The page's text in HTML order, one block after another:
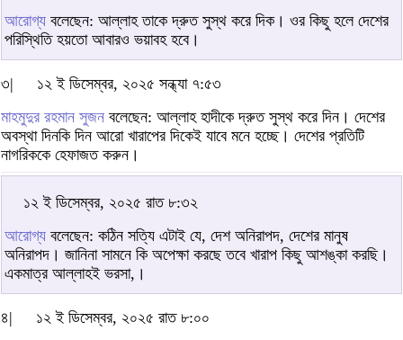
আরোগ্য বলেছেন: আল্লাহ তাকে দ্রুত সুস্থ করে দিক। ওর কিছু হলে দেশের
পরিস্থিতি হয়তো আবারও ভয়াবহ হবে।
৩|
১২ ই ডিসেম্বর, ২০২৫ সন্ধ্যা ৭:৫৩
মাহমুদুর রহমান সুজন বলেছেন: আল্লাহ হাদীকে দ্রুত সুস্থ করে দিন। দেশের
অবস্থা দিনকি দিন আরো খারাপের দিকেই যাবে মনে হচ্ছে। দেশের প্রতিটি
নাগরিককে হেফাজত করুন।
১২ ই ডিসেম্বর, ২০২৫ রাত ৮:৩২
আরোগ্য বলেছেন: কঠিন সত্যি এটাই যে, দেশ অনিরাপদ, দেশের মানুষ
অনিরাপদ। জানিনা সামনে কি অপেক্ষা করছে তবে খারাপ কিছু আশঙ্কা করছি।
একমাত্র আল্লাহই ভরসা,।
৪|
১২ ই ডিসেম্বর, ২০২৫ রাত ৮:০০